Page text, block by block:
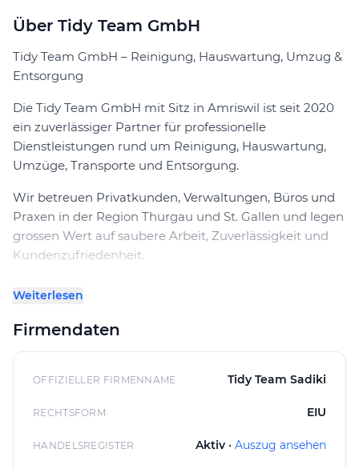
Über Tidy Team GmbH
Tidy Team GmbH – Reinigung, Hauswartung, Umzug &
Entsorgung
Die Tidy Team GmbH mit Sitz in Amriswil ist seit 2020
ein zuverlässiger Partner für professionelle
Dienstleistungen rund um Reinigung, Hauswartung,
Umzüge, Transporte und Entsorgung.
Wir betreuen Privatkunden, Verwaltungen, Büros und
Praxen in der Region Thurgau und St. Gallen und legen
grossen Wert auf saubere Arbeit, Zuverlässigkeit und
Kundenzufriedenheit.
Baureinigungen, Büro- und Praxisreinigungen,
sehr positiven Google-Bewertungen und schätzen
saubere Ausführung.
Weiterlesen
Firmendaten
OFFIZIELLER FIRMENNAME Tidy Team Sadiki
RECHTSFORM EIU
HANDELSREGISTER Aktiv · Auszug ansehen